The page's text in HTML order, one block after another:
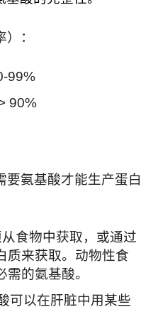
：
99%
90%
要氨基酸才能生产蛋白
食物中获取，或通过
质来获取。动物性食
的氨基酸。
可以在肝脏中用某些